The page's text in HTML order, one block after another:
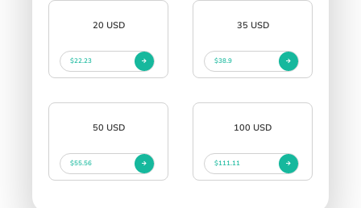
20 USD
$22.23
35 USD
$38.9
50 USD
$55.56
100 USD
$111.11